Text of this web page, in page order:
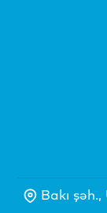
Bakı